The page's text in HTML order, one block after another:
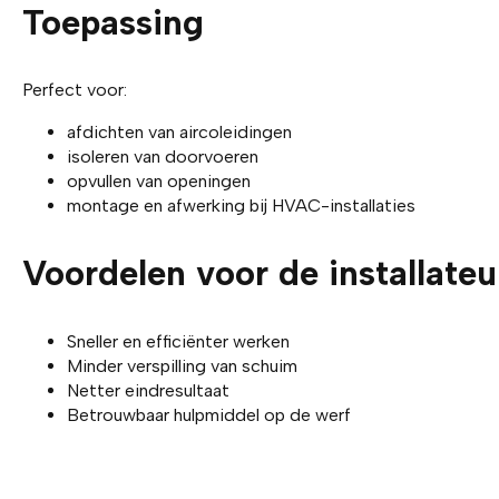
Toepassing
Perfect voor:
afdichten van aircoleidingen
isoleren van doorvoeren
opvullen van openingen
montage en afwerking bij HVAC-installaties
Voordelen voor de
Sneller en efficiënter werken
Minder verspilling van schuim
Netter eindresultaat
Betrouwbaar hulpmiddel op de werf